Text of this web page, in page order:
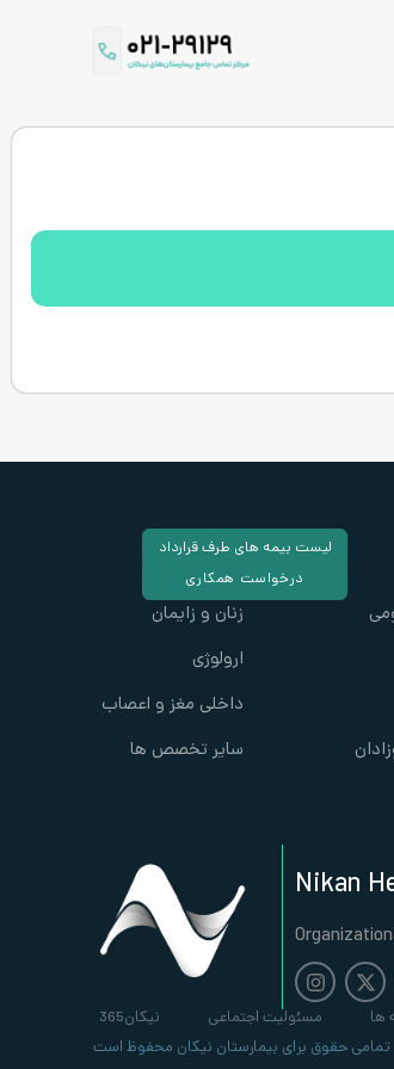
لیست بیمه های طرف قرارداد
درخواست همکاری
زنان و زایمان
ارولوژی
داخلی مغز و اعصاب
سایر تخصص ها
Nikan
ها مسئولیت اجتماعی
نیکان365
تمامی حقوق برای بیمارستان نیکان محفوظ است